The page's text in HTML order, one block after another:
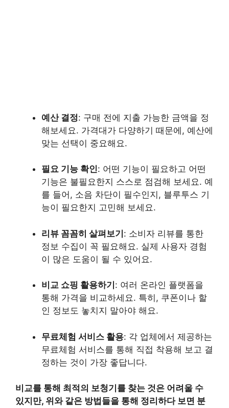
예산 결정: 구매 전에 지출 가능한 금액을 정
해보세요. 가격대가 다양하기 때문에, 예산에
맞는 선택이 중요해요.
필요 기능 확인: 어떤 기능이 필요하고 어떤
기능은 불필요한지 스스로 점검해 보세요. 예
를 들어, 소음 차단이 필수인지, 블루투스 기
능이 필요한지 고민해 보세요.
리뷰 꼼꼼히 살펴보기: 소비자 리뷰를 통한
정보 수집이 꼭 필요해요. 실제 사용자 경험
이 많은 도움이 될 수 있어요.
비교 쇼핑 활용하기 : 여러 온라인 플랫폼을
통해 가격을 비교하세요. 특히, 쿠폰이나 할
인 정보도 놓치지 말아야 해요.
무료체험 서비스 활용: 각 업체에서 제공하는
무료체험 서비스를 통해 직접 착용해 보고 결
정하는 것이 가장 좋답니다.
비교를 통해 최적의 보청기를 찾는 것은 어려울 수
있지만, 위와 같은 방법들을 통해 정리하다 보면 분